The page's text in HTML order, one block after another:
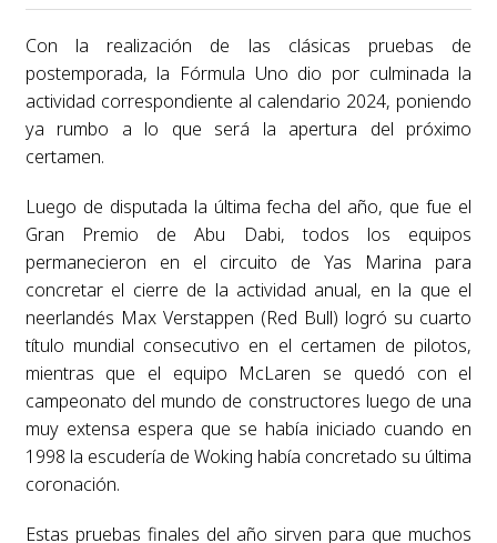
Con la realización de las clásicas pruebas de
postemporada, la Fórmula Uno dio por culminada la
actividad correspondiente al calendario 2024, poniendo
ya rumbo a lo que será la apertura del próximo
certamen.
Luego de disputada la última fecha del año, que fue el
Gran Premio de Abu Dabi, todos los equipos
permanecieron en el circuito de Yas Marina para
concretar el cierre de la actividad anual, en la que el
neerlandés Max Verstappen (Red Bull) logró su cuarto
título mundial consecutivo en el certamen de pilotos,
mientras que el equipo McLaren se quedó con el
campeonato del mundo de constructores luego de una
muy extensa espera que se había iniciado cuando en
1998 la escudería de Woking había concretado su última
coronación.
Estas pruebas finales del año sirven para que muchos